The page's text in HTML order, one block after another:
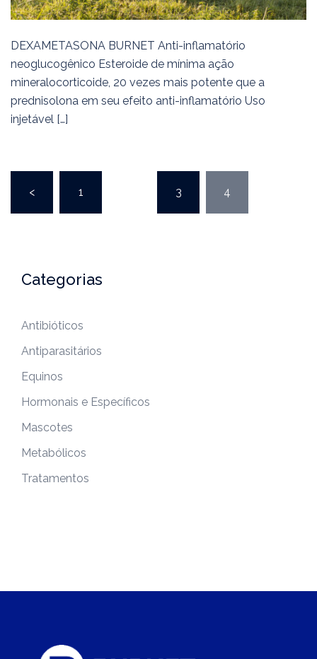
DEXAMETASONA BURNET Anti-inflamatório
neoglucogênico Esteroide de mínima ação
mineralocorticoide, 20 vezes mais potente que a
prednisolona em seu efeito anti-inflamatório Uso
injetável […]
< 1 3 4
Categorias
Antibióticos
Antiparasitários
Equinos
Hormonais e Específicos
Mascotes
Metabólicos
Tratamentos